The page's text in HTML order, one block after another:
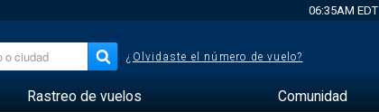
06:35AM EDT
¿Olvidaste el número de vuelo?
Rastreo de vuelos Comunidad